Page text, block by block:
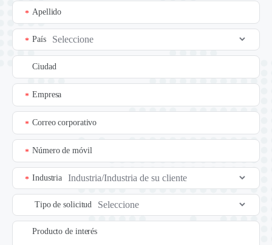
Apellido
*
País
*
Ciudad
Empresa
*
Correo corporativo
*
Número de móvil
*
Industria
*
Tipo de solicitud
Producto de interés